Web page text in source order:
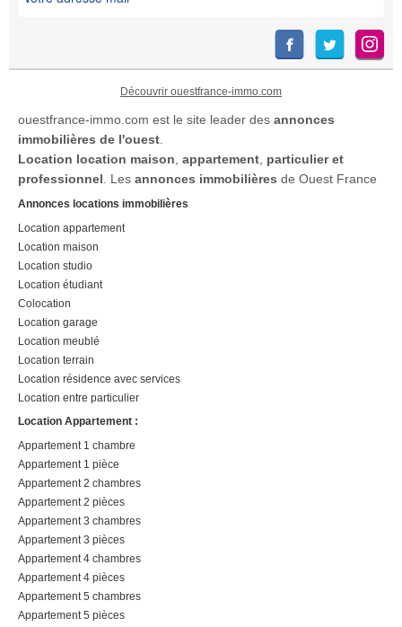
Découvrir ouestfrance-immo.com
ouestfrance-immo.com est le site leader des annonces
immobilières de l'ouest.
Location location maison, appartement, particulier et
professionnel. Les annonces immobilières de Ouest France
Annonces locations immobilières
Location appartement
Location maison
Location studio
Location étudiant
Colocation
Location garage
Location meublé
Location terrain
Location résidence avec services
Location entre particulier
Location Appartement :
Appartement 1 chambre
Appartement 1 pièce
Appartement 2 chambres
Appartement 2 pièces
Appartement 3 chambres
Appartement 3 pièces
Appartement 4 chambres
Appartement 4 pièces
Appartement 5 chambres
Appartement 5 pièces